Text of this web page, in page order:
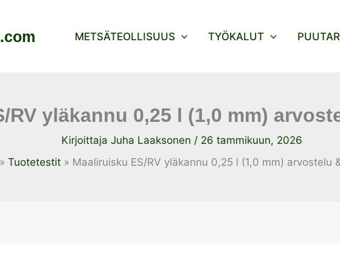
METSÄTEOLLISUUS TYÖKALUT
RV yläkannu 0,25 l (1,0 mm)
Kirjoittaja Juha Laaksonen / 26 tammikuun, 2026
Tuotetestit Maaliruisku ES/RV yläkannu 0,25 l (1,0 mm) arvostelu